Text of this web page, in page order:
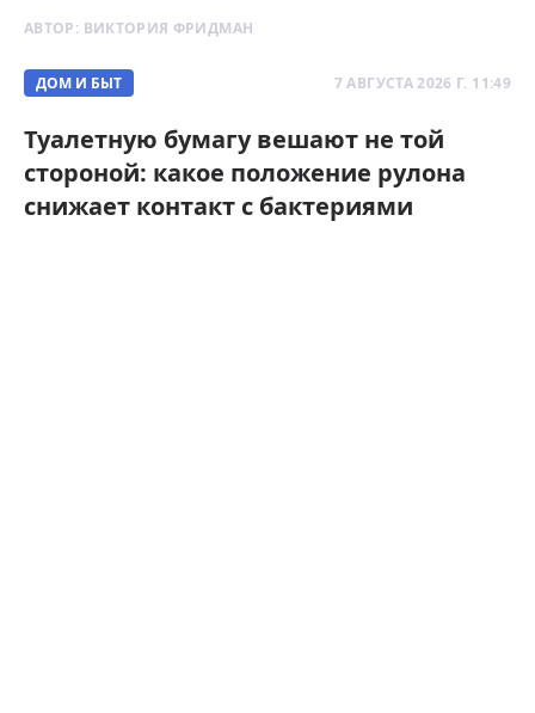
АВТОР: ВИКТОРИЯ ФРИДМАН
ДОМ И БЫТ 7 АВГУСТА 2026 Г. 11:49
Туалетную бумагу вешают не той
стороной: какое положение рулона
снижает контакт с бактериями